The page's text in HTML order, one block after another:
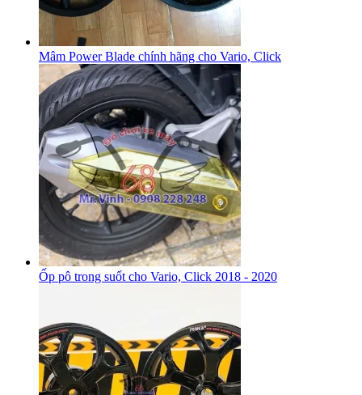
Mâm Power Blade chính hãng cho Vario, Click
Ốp pô trong suốt cho Vario, Click 2018 - 2020